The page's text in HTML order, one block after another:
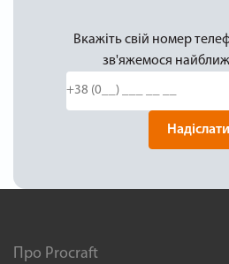
Вкажіть свій номер
зв'яжемося
Надіслати
Про Procraft